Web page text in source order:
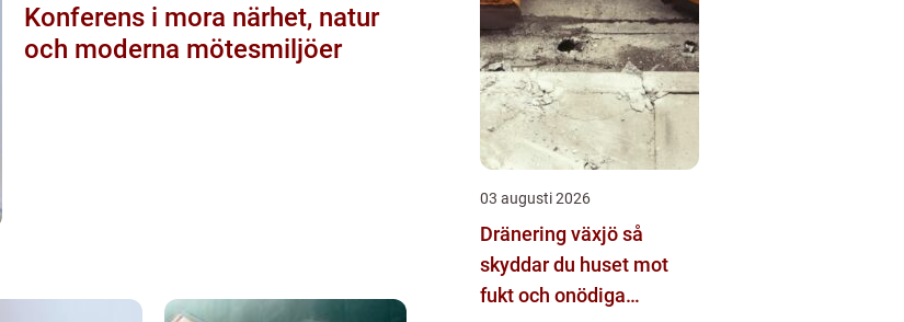
Konferens i mora närhet, natur
och moderna mötesmiljöer
03 augusti 2026
Dränering växjö så
skyddar du huset mot
fukt och onödiga